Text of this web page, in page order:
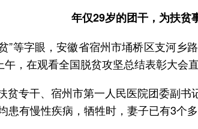
年仅29岁的团干，为扶贫
”等字眼，安徽省宿州市埇桥区支河
，在观看全国脱贫攻坚总结表彰大会
贫专干、宿州市第一人民医院团委副
有慢性疾病，牺牲时，妻子已有3个多